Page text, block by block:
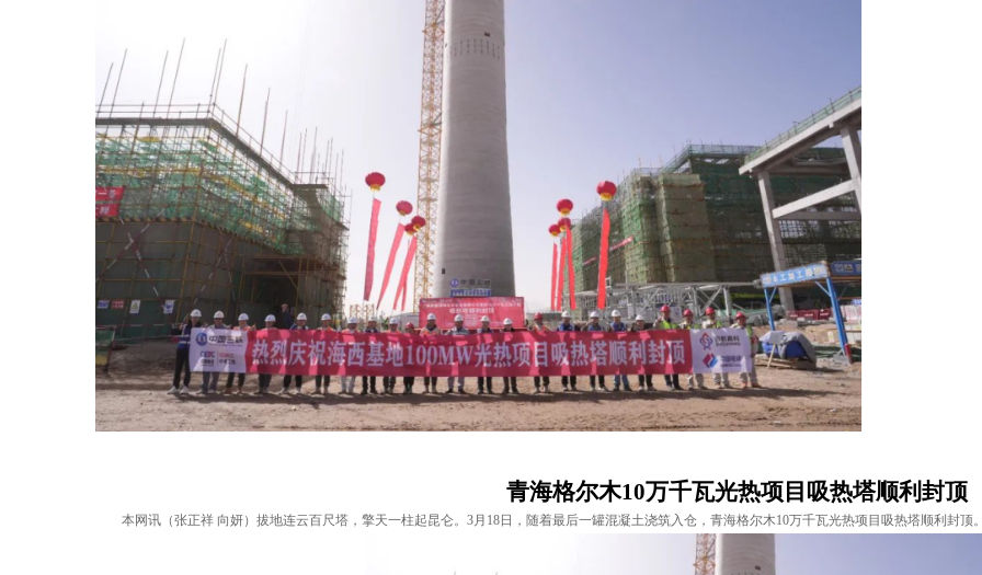
青海格尔木10万千瓦光热项目吸热塔顺利封顶
本网讯（张正祥 向妍）拔地连云百尺塔，擎天一柱起昆仑。3月18日，随着最后一罐混凝土浇筑入仓，青海格尔木10万千瓦光热项目吸热塔顺利封顶